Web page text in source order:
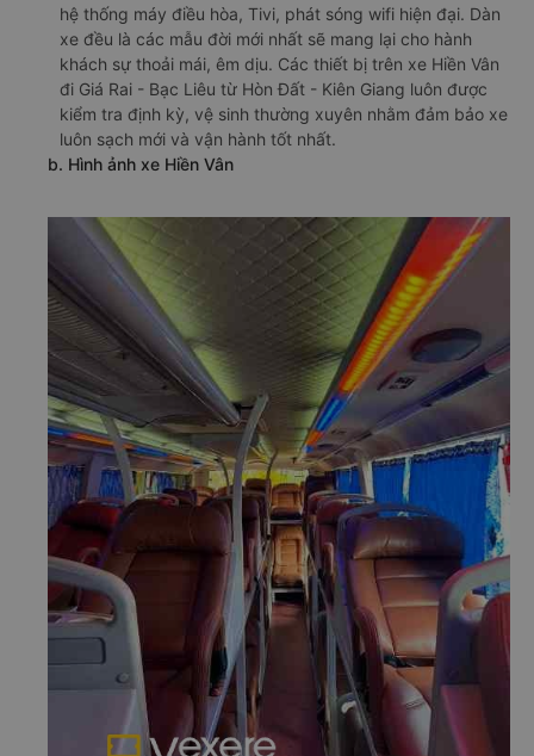
hệ thống máy điều hòa, Tivi, phát sóng wifi hiện đại. Dàn
xe đều là các mẫu đời mới nhất sẽ mang lại cho hành
khách sự thoải mái, êm dịu. Các thiết bị trên xe Hiền Vân
đi Giá Rai - Bạc Liêu từ Hòn Đất - Kiên Giang luôn được
kiểm tra định kỳ, vệ sinh thường xuyên nhằm đảm bảo xe
luôn sạch mới và vận hành tốt nhất.
b. Hình ảnh xe Hiền Vân